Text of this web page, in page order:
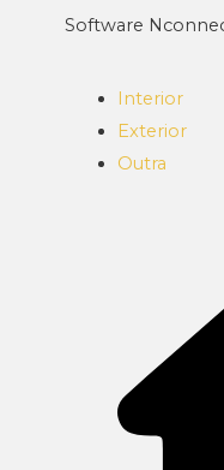
Software
Interior
Exterior
Outra